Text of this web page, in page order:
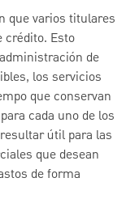
que varios titulares
crédito. Esto
de
los servicios
que conservan
cada uno de los
útil para las
que desean
de forma